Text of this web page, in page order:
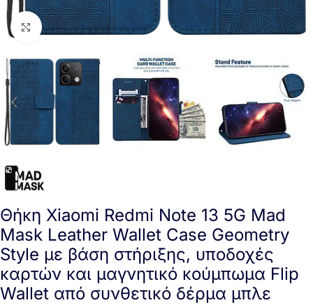
Click to enlarge
Θήκη Xiaomi Redmi Note 13 5G Mad
Mask Leather Wallet Case Geometry
Style με βάση στήριξης, υποδοχές
καρτών και μαγνητικό κούμπωμα Flip
Wallet από συνθετικό δέρμα μπλε